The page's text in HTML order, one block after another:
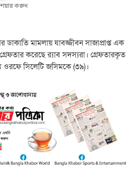
করুন
ডাকাতি মামলায় যাবজ্জীবন সাজাপ্রাপ্ত এক
করেছে র‌্যাব সদস্যরা। গ্রেফতারকৃত
সিলেটি জসিমকে (৩৯)।